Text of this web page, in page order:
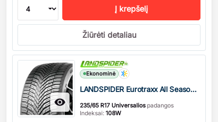
Į krepšelį
Žiūrėti detaliau

Ekonominė
LANDSPIDER Eurotraxx All Season M+S
235/65 R17 Universaliospadangos
Indeksai: 108W
Kiekis